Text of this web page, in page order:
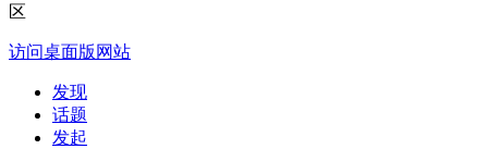
区
访问桌面版网站
发现
话题
发起